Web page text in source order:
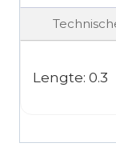
Lengte: 0.3